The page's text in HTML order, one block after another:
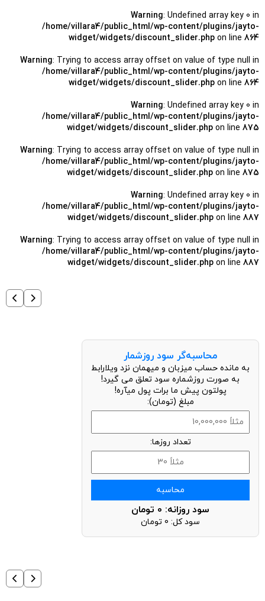
Warning: Undefined array key 0 in
/home/villara4/public_html/wp-content/plugins/jayto-
widget/widgets/discount_slider.php on line 864
Warning: Trying to access array offset on value of type null in
/home/villara4/public_html/wp-content/plugins/jayto-
widget/widgets/discount_slider.php on line 864
Warning: Undefined array key 0 in
/home/villara4/public_html/wp-content/plugins/jayto-
widget/widgets/discount_slider.php on line 875
Warning: Trying to access array offset on value of type null in
/home/villara4/public_html/wp-content/plugins/jayto-
widget/widgets/discount_slider.php on line 875
Warning: Undefined array key 0 in
/home/villara4/public_html/wp-content/plugins/jayto-
widget/widgets/discount_slider.php on line 887
Warning: Trying to access array offset on value of type null in
/home/villara4/public_html/wp-content/plugins/jayto-
widget/widgets/discount_slider.php on line 887
محاسبه‌گر سود روزشمار
به مانده حساب میزبان و میهمان نزد ویلارابط
به صورت روزشماره سود تعلق می گیرد!
پولتون پیش ما برات پول میآره!
مبلغ (تومان):
تعداد روزها:
محاسبه
سود روزانه: 0 تومان
سود کل: 0 تومان